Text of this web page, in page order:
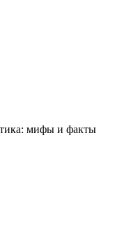
мифы и факты